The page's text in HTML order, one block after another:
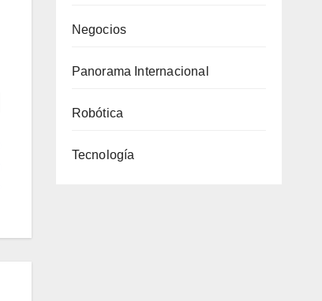
Negocios
Panorama Internacional
Robótica
Tecnología